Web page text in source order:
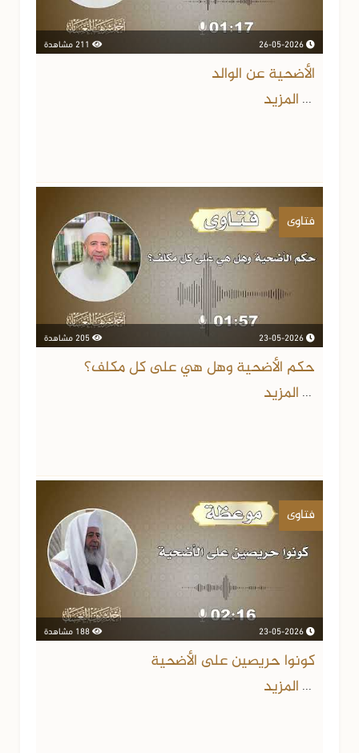
الأضحية عن الوالد
... المزيد
فتاوى
حكم الأضحية وهل هي على كل مكلف؟
... المزيد
فتاوى
كونوا حريصين على الأضحية
... المزيد